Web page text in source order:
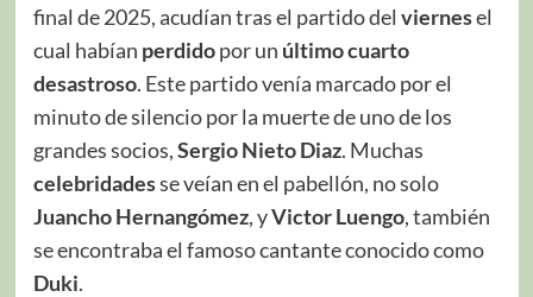
final de 2025, acudían tras el partido del viernesel
cual habían perdidopor un último cuarto
desastroso. Este partido venía marcado por el
minuto de silencio por la muerte de uno de los
grandes socios,Sergio Nieto Diaz. Muchas
celebridadesse veían en el pabellón, no solo
Juancho Hernangómez, yVictor Luengo, también
se encontraba el famoso cantante conocido como
Duki.